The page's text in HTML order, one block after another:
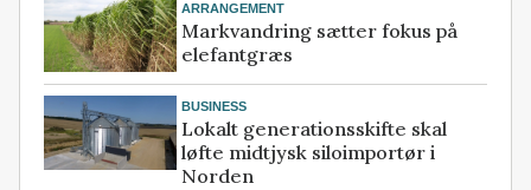
ARRANGEMENT
Markvandring sætter fokus på
elefantgræs
BUSINESS
Lokalt generationsskifte skal
løfte midtjysk siloimportør i
Norden